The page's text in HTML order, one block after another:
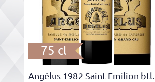
75 cl
Angélus 1982 Saint Emilion btl.